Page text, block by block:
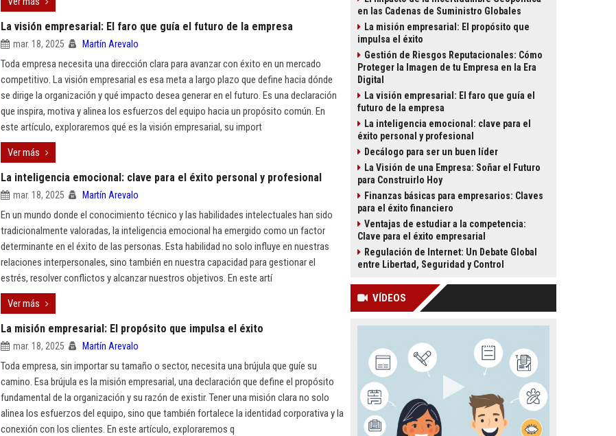
La visión empresarial: El faro que guía el futuro de la empresa
mar. 18, 2025 Martín Arevalo
Toda empresa necesita una dirección clara para avanzar con éxito en un mercado
competitivo. La visión empresarial es esa meta a largo plazo que define hacia dónde
se dirige la organización y qué impacto desea generar en el futuro. Es una declaración
que inspira, motiva y alinea los esfuerzos del equipo hacia un propósito común. En
este artículo, exploraremos qué es la visión empresarial, su import
Ver más
La inteligencia emocional: clave para el éxito personal y profesional
mar. 18, 2025 Martín Arevalo
En un mundo donde el conocimiento técnico y las habilidades intelectuales han sido
tradicionalmente valoradas, la inteligencia emocional ha emergido como un factor
determinante en el éxito de las personas. Esta habilidad no solo influye en nuestras
relaciones interpersonales, sino también en nuestra capacidad para gestionar el
estrés, resolver conflictos y alcanzar nuestros objetivos. En este artí
Ver más
La misión empresarial: El propósito que impulsa el éxito
mar. 18, 2025 Martín Arevalo
Toda empresa, sin importar su tamaño o sector, necesita una brújula que guíe su
camino. Esa brújula es la misión empresarial, una declaración que define el propósito
fundamental de la organización y su razón de existir. Tener una misión clara no solo
alinea los esfuerzos del equipo, sino que también fortalece la identidad corporativa y la
conexión con los clientes. En este artículo, exploraremos q
en las Cadenas de Suministro Globales
La misión empresarial: El propósito que
impulsa el éxito
Gestión de Riesgos Reputacionales: Cómo
Proteger la Imagen de tu Empresa en la Era
Digital
La visión empresarial: El faro que guía el
futuro de la empresa
La inteligencia emocional: clave para el
éxito personal y profesional
Decálogo para ser un buen líder
La Visión de una Empresa: Soñar el Futuro
para Construirlo Hoy
Finanzas básicas para empresarios: Claves
para el éxito financiero
Ventajas de estudiar a la competencia:
Clave para el éxito empresarial
Regulación de Internet: Un Debate Global
entre Libertad, Seguridad y Control
VÍDEOS